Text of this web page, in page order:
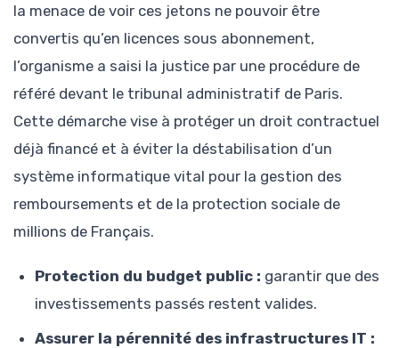
la menace de voir ces jetons ne pouvoir être
convertis qu’en licences sous abonnement,
l’organisme a saisi la justice par une procédure de
référé devant le tribunal administratif de Paris.
Cette démarche vise à protéger un droit contractuel
déjà financé et à éviter la déstabilisation d’un
système informatique vital pour la gestion des
remboursements et de la protection sociale de
millions de Français.
Protection du budget public : garantir que des
investissements passés restent valides.
Assurer la pérennité des infrastructures IT :